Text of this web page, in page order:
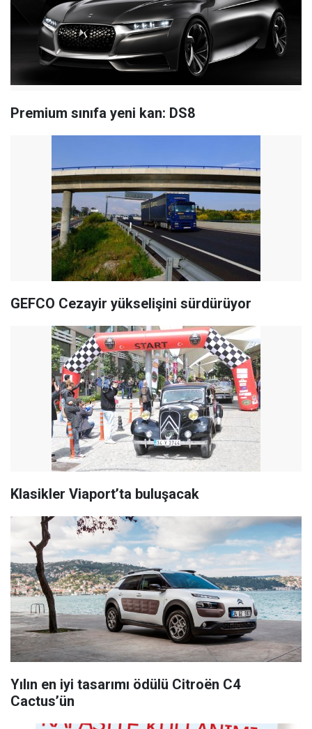
Premium sınıfa yeni kan: DS8
GEFCO Cezayir yükselişini sürdürüyor
Klasikler Viaport’ta buluşacak
Yılın en iyi tasarımı ödülü Citroën C4
Cactus’ün